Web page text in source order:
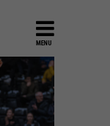
MENU